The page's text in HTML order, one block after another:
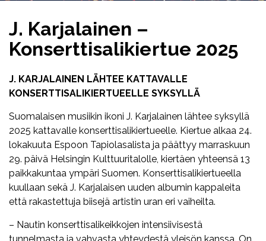
J. Karjalainen –
Konserttisalikiertue 2025
J. KARJALAINEN LÄHTEE KATTAVALLE
KONSERTTISALIKIERTUEELLE SYKSYLLÄ
Suomalaisen musiikin ikoni J. Karjalainen lähtee syksyllä
2025 kattavalle konserttisalikiertueelle. Kiertue alkaa 24.
lokakuuta Espoon Tapiolasalista ja päättyy marraskuun
29. päivä Helsingin Kulttuuritalolle, kiertäen yhteensä 13
paikkakuntaa ympäri Suomen. Konserttisalikiertueella
kuullaan sekä J. Karjalaisen uuden albumin kappaleita
että rakastettuja biisejä artistin uran eri vaiheilta.
– Nautin konserttisalikeikkojen intensiivisestä